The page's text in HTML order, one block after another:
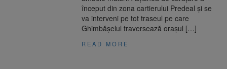
început din zona cartierului Predeal și se
va interveni pe tot traseul pe care
Ghimbășelul traversează orașul […]
READ MORE